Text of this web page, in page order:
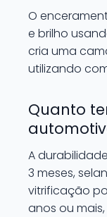
O
e brilho
cria uma
utilizando
Quanto
A
3 meses,
vitrificação
anos ou